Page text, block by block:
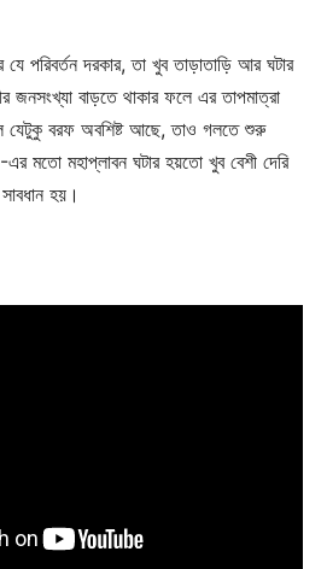
পরিবর্তন দরকার, তা খুব তাড়াতাড়ি আর ঘটার
বাড়তে থাকার ফলে এর তাপমাত্রা
যেটুকু বরফ অবশিষ্ট আছে, তাও গলতে শুরু
মতো মহাপ্লাবন ঘটার হয়তো খুব বেশী দেরি
হয়।